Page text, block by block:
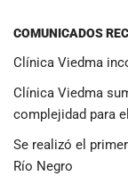
COMUNICADOS
Clínica Viedma
Clínica Viedma
complejidad para
Se realizó el
Río Negro